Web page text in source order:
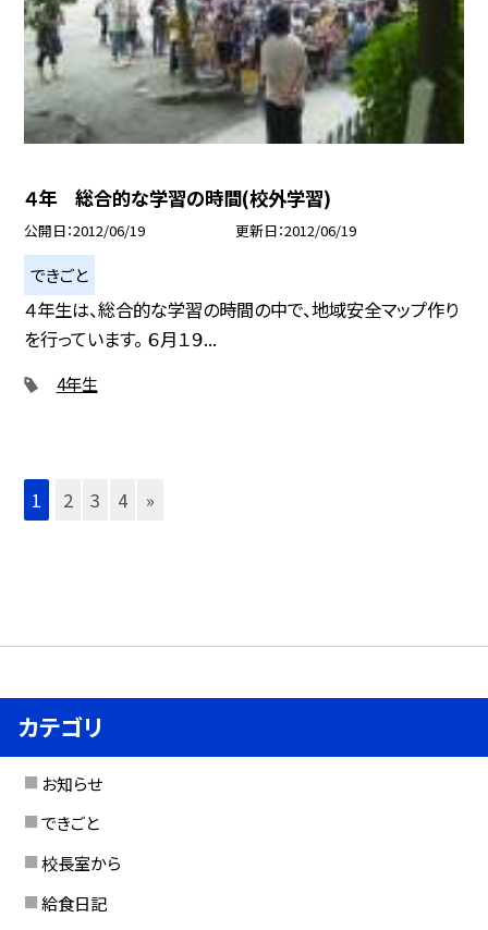
４年 総合的な学習の時間(校外学習)
公開日 2012/06/19 更新日 2012/06/19
できごと
４年生は、総合的な学習の時間の中で、地域安全マップ作り
を行っています。 ６月１９...
4年生
1 2 3 4 »
カテゴリ
お知らせ
できごと
校長室から
給食日記